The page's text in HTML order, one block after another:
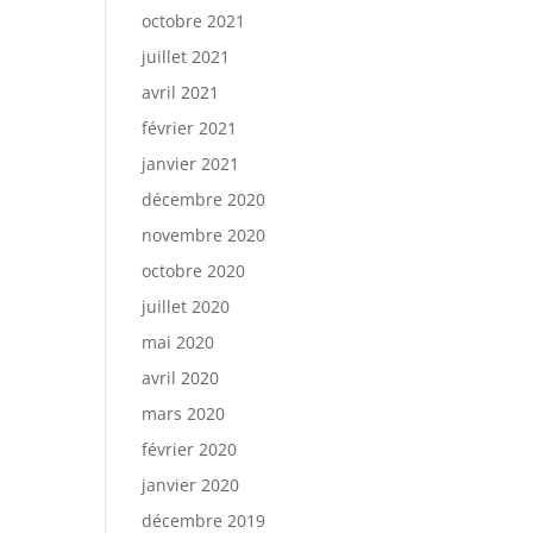
octobre 2021
juillet 2021
avril 2021
février 2021
janvier 2021
décembre 2020
novembre 2020
octobre 2020
juillet 2020
mai 2020
avril 2020
mars 2020
février 2020
janvier 2020
décembre 2019